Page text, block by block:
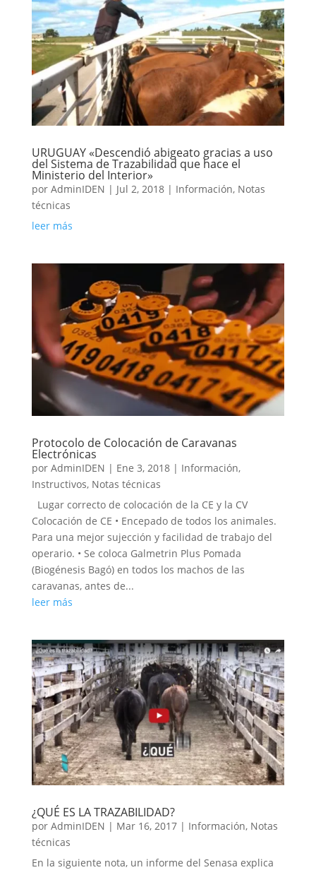
URUGUAY «Descendió abigeato gracias a uso
del Sistema de Trazabilidad que hace el
Ministerio del Interior»
por AdminIDEN | Jul 2, 2018| Información, Notas
técnicas
leer más
Protocolo de Colocación de Caravanas
Electrónicas
por AdminIDEN | Ene 3, 2018| Información,
Instructivos, Notas técnicas
Lugar correcto de colocación de la CE y la CV
Colocación de CE • Encepado de todos los animales.
Para una mejor sujección y facilidad de trabajo del
operario. • Se coloca Galmetrin Plus Pomada
(Biogénesis Bagó) en todos los machos de las
caravanas, antes de...
leer más
¿QUÉ ES LA TRAZABILIDAD?
por AdminIDEN | Mar 16, 2017| Información, Notas
técnicas
En la siguiente nota, un informe del Senasa explica